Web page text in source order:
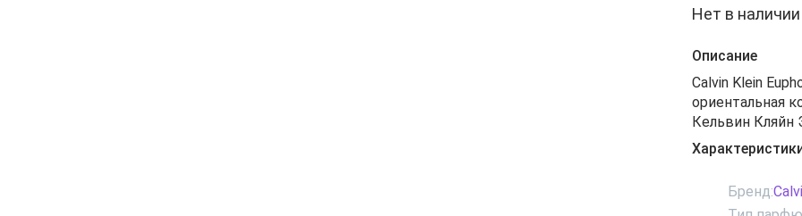
Нет в наличии
Описание
Calvin Klein
ориентальная
Кельвин Кляйн
женской
женского
уникальный
Бренд: